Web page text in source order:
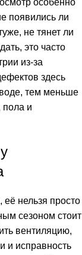
особенно
появились ли
не тянет ли
это часто
из-за
здесь
тем меньше
пола и
её нельзя просто
сезоном стоит
вентиляцию,
и исправность